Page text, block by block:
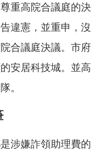
重高院合議庭的
違憲，並重申，
合議庭決議。市
安居科技城。並
。
涉嫌詐領助理費